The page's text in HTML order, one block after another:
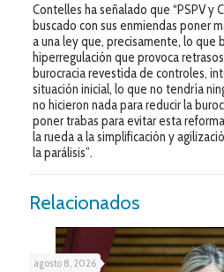
Contelles ha señalado que “PSPV y
buscado con sus enmiendas poner
a una ley que, precisamente, lo que
hiperregulación que provoca
burocracia revestida de controles,
situación inicial, lo que no tendría
no hicieron nada para reducir la
poner trabas para evitar esta
la rueda a la simplificación y
la parálisis”.
Relacionados
agosto 8, 2026